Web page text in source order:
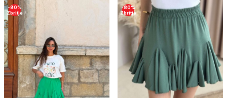
-80%
Zbritje
-80%
Zbritje